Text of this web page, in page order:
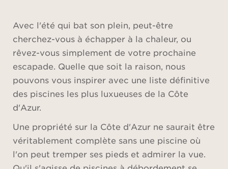
Avec l'été qui bat son plein, peut-être
cherchez-vous à échapper à la chaleur, ou
rêvez-vous simplement de votre prochaine
escapade. Quelle que soit la raison, nous
pouvons vous inspirer avec une liste définitive
des piscines les plus luxueuses de la Côte
d'Azur.
Une propriété sur la Côte d'Azur ne saurait être
véritablement complète sans une piscine où
l'on peut tremper ses pieds et admirer la vue.